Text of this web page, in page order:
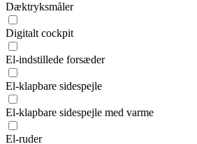
Dæktryksmåler
Digitalt cockpit
El-indstillede forsæder
El-klapbare sidespejle
El-klapbare sidespejle med varme
El-ruder